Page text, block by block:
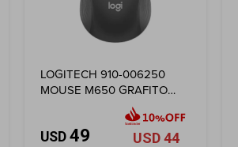
LOGITECH 910-006250
MOUSE M650 GRAFITO
INAL+BT - Graphito
USD 49 USD44